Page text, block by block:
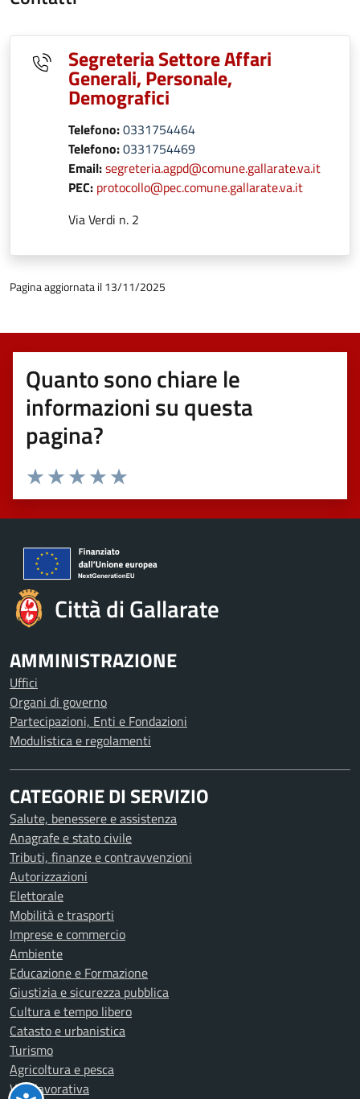
Segreteria Settore Affari
Generali, Personale,
Demografici
Telefono:0331754464
Telefono:0331754469
Email:segreteria.agpd@comune.gallarate.va.it
PEC: protocollo@pec.comune.gallarate.va.it
Via Verdi n. 2
Pagina aggiornata il 13/11/2025
Quanto sono chiare le
informazioni su questa
pagina?
Valuta 5 stelle su 5
Valuta 4 stelle su 5
Valuta 3 stelle su 5
Valuta 2 stelle su 5
Valuta 1 stelle su 5
Città di Gallarate
AMMINISTRAZIONE
Uffici
Organi di governo
Partecipazioni, Enti e Fondazioni
Modulistica e regolamenti
CATEGORIE DI SERVIZIO
Salute, benessere e assistenza
Anagrafe e stato civile
Tributi, finanze e contravvenzioni
Autorizzazioni
Elettorale
Mobilità e trasporti
Imprese e commercio
Ambiente
Educazione e Formazione
Giustizia e sicurezza pubblica
Cultura e tempo libero
Catasto e urbanistica
Turismo
Agricoltura e pesca
Vita lavorativa